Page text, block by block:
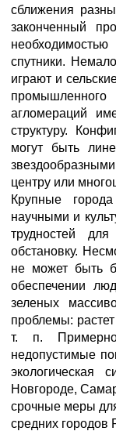
сближения
законченный
спутники.
играют и
агломераций
структуру.
могут быть
центру или
Крупные
научными и
трудностей
обстановку.
не может быть
обеспечении
зеленых
проблемы:
т. п.
недопустимые
экологическая
Новгороде,
срочные меры
средних городов